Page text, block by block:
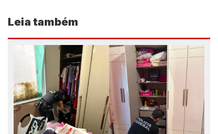
Leia também